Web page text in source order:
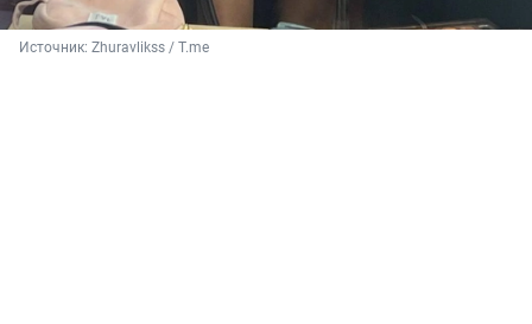
Источник: Zhuravlikss / T.me